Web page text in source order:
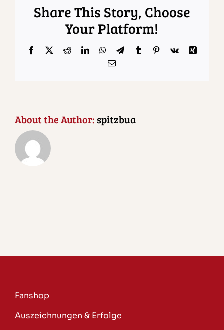
Share This Story, Choose
Your Platform!
Facebook
X RedditLinkedInWhatsApp
TelegramTumblrPinterest
Vk
Xing
Email
About the Author:spitzbua
Fanshop
Auszeichnungen & Erfolge